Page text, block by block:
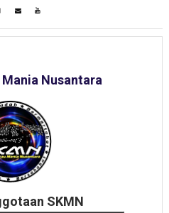
Nusantara
SKMN